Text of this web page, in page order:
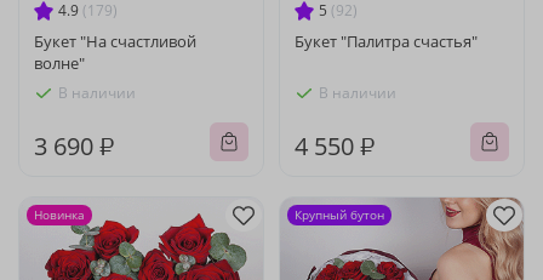
4.9 (179)
Букет "На счастливой
волне"
В наличии
3 690 ₽
5 (92)
Букет "Палитра счастья"
В наличии
4 550 ₽
Новинка Крупный бутон